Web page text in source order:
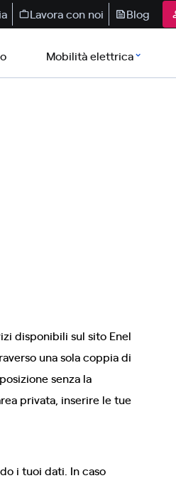
Lavora con noi Blog
Mobilità elettrica
disponibili sul sito Enel
una sola coppia di
senza la
privata, inserire le tue
i tuoi dati. In caso